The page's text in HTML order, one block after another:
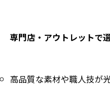
専門店・アウトレットで
高品質な素材や職人技が